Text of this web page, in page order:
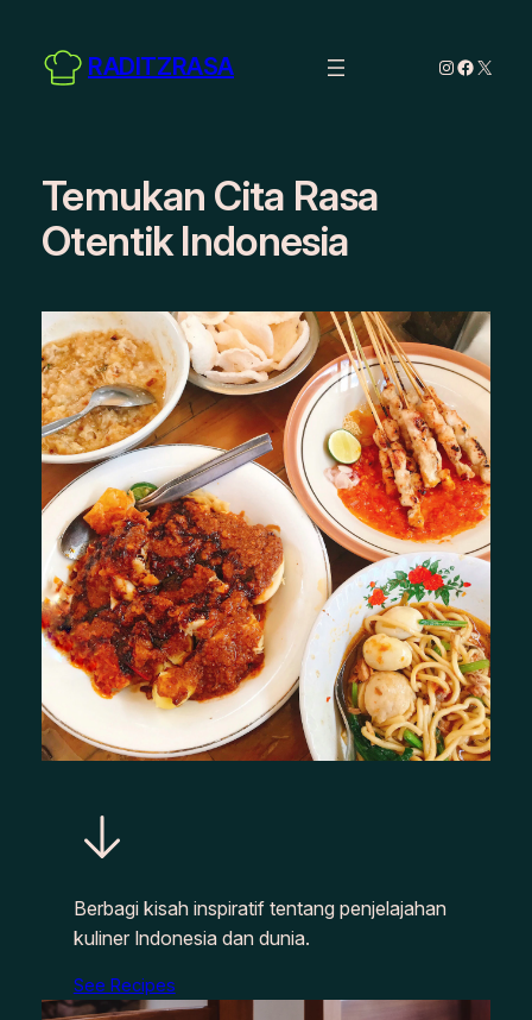
content
RADITZRASA Instagram
X
Temukan Cita Rasa
Otentik Indonesia
Berbagi kisah inspiratif tentang penjelajahan
kuliner Indonesia dan dunia.
See Recipes